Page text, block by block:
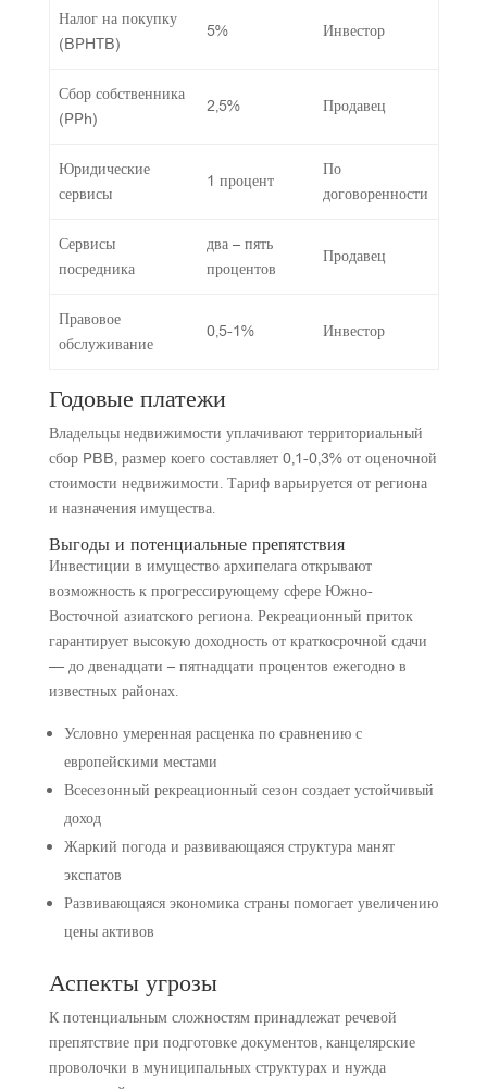
Налог на покупку
(BPHTB)
5% Инвестор
Сбор собственника
(PPh)
2,5% Продавец
Юридические
сервисы
1 процент
По
договоренности
Сервисы
посредника
два – пять
процентов
Продавец
Правовое
обслуживание
0,5-1% Инвестор
Годовые платежи
Владельцы недвижимости уплачивают территориальный
сбор PBB, размер коего составляет 0,1-0,3% от оценочной
стоимости недвижимости. Тариф варьируется от региона
и назначения имущества.
Выгоды и потенциальные препятствия
Инвестиции в имущество архипелага открывают
возможность к прогрессирующему сфере Южно-
Восточной азиатского региона. Рекреационный приток
гарантирует высокую доходность от краткосрочной сдачи
— до двенадцати – пятнадцати процентов ежегодно в
известных районах.
Условно умеренная расценка по сравнению с
европейскими местами
Всесезонный рекреационный сезон создает устойчивый
доход
Жаркий погода и развивающаяся структура манят
экспатов
Развивающаяся экономика страны помогает увеличению
цены активов
Аспекты угрозы
К потенциальным сложностям принадлежат речевой
препятствие при подготовке документов, канцелярские
проволочки в муниципальных структурах и нужда